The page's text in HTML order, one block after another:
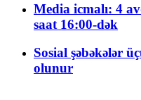
Media icmalı: 4
saat 16:00-dək
Sosial şəbəkələr
olunur